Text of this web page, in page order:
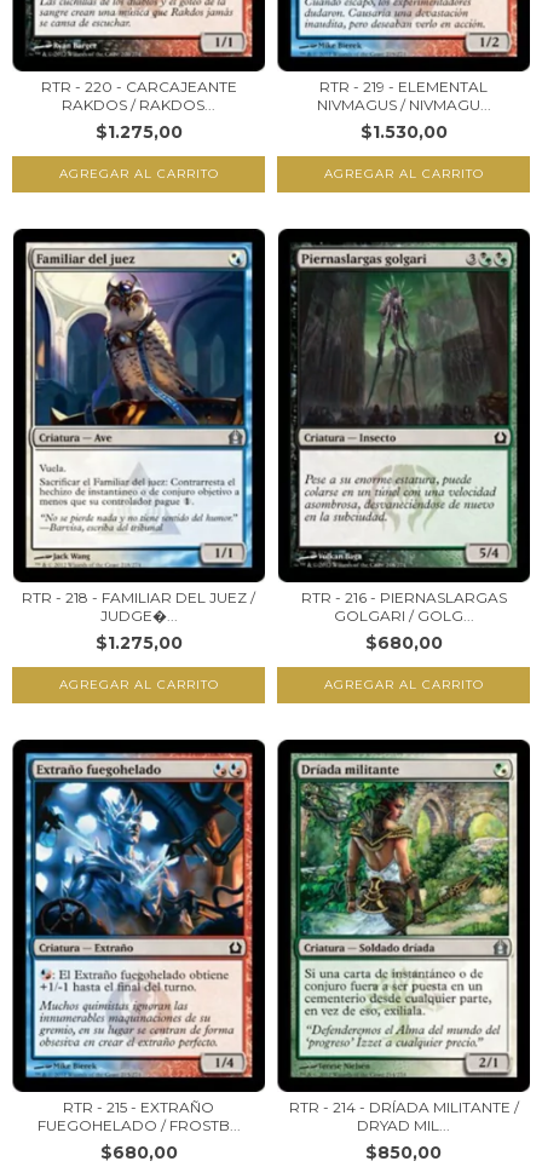
RTR - 220 - CARCAJEANTE
RAKDOS / RAKDOS...
$1.275,00
RTR - 219 - ELEMENTAL
NIVMAGUS / NIVMAGU...
$1.530,00
RTR - 218 - FAMILIAR DEL JUEZ /
JUDGE�...
$1.275,00
RTR - 216 - PIERNASLARGAS
GOLGARI / GOLG...
$680,00
RTR - 215 - EXTRAÑO
FUEGOHELADO / FROSTB...
$680,00
RTR - 214 - DRÍADA MILITANTE /
DRYAD MIL...
$850,00